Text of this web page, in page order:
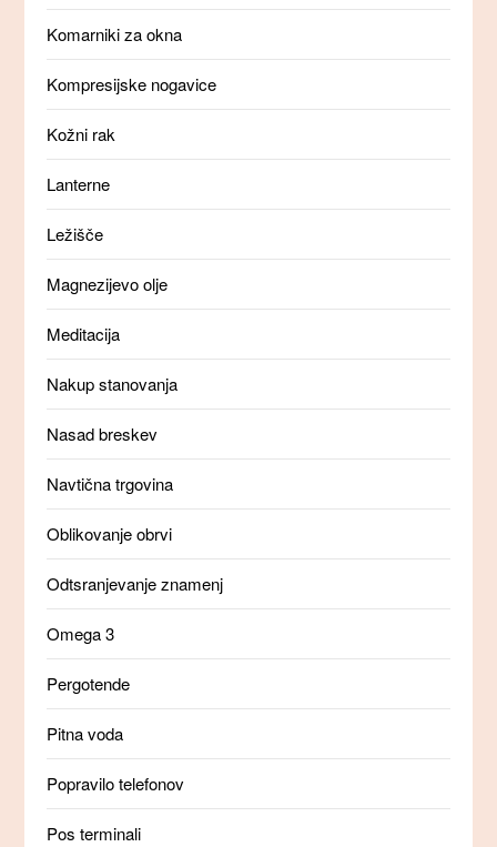
Komarniki za okna
Kompresijske nogavice
Kožni rak
Lanterne
Ležišče
Magnezijevo olje
Meditacija
Nakup stanovanja
Nasad breskev
Navtična trgovina
Oblikovanje obrvi
Odtsranjevanje znamenj
Omega 3
Pergotende
Pitna voda
Popravilo telefonov
Pos terminali